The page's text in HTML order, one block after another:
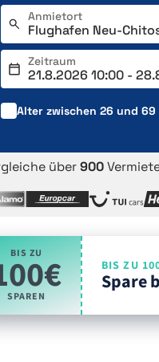
Anmietort
Zeitraum
Alter zwischen 26 und
über900
BIS ZU
SPAREN
BIS ZU
Spare